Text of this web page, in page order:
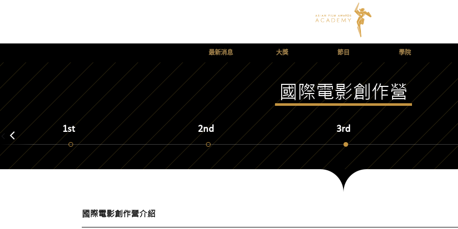
最新消息 大獎 節目 學院
國際電影創作營
1st 2nd 3rd
國際電影創作營介紹